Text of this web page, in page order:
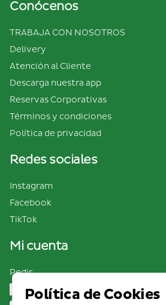
Conócenos
TRABAJA CON NOSOTROS
Delivery
Atención al Cliente
Descarga nuestra app
Reservas Corporativas
Términos y condiciones
Política de privacidad
Redes sociales
Instagram
Facebook
TikTok
Mi cuenta
Pedir
Iniciar sesión
Política de Cookies